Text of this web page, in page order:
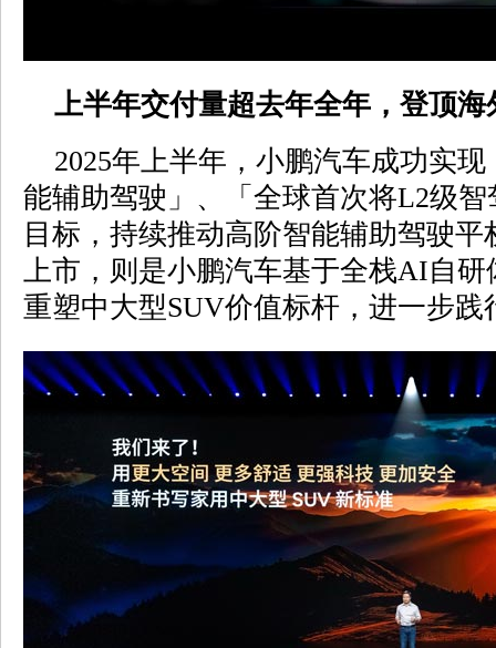
上半年交付量超去年全年，登顶海
2025年上半年，小鹏汽车成功实现
能辅助驾驶」、「全球首次将L2级
目标，持续推动高阶智能辅助驾驶
上市，则是小鹏汽车基于全栈AI自
重塑中大型SUV价值标杆，进一步践